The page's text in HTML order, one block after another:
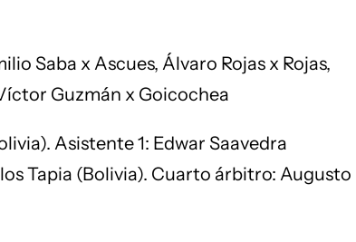
Saba x Ascues, Álvaro Rojas x Rojas,
Guzmán x Goicochea
Asistente 1: Edwar Saavedra
Tapia (Bolivia). Cuarto árbitro: Augusto